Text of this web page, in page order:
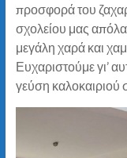
προσφορά του
σχολείου μας
μεγάλη χαρά και
Ευχαριστούμε γι’
γεύση καλοκαιριού